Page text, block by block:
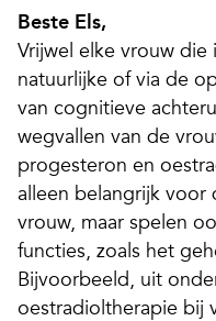
Beste Els,
Vrijwel elke vrouw
natuurlijke of via de
van cognitieve
wegvallen van de
progesteron en
alleen belangrijk voor
vrouw, maar spelen
functies, zoals het
Bijvoorbeeld, uit
oestradioltherapie bij